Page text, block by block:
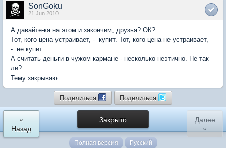
SonGoku
21 Jun 2010
А давайте-ка на этом и закончим, друзья? ОК?
Тот, кого цена устраивает, - купит. Тот, кого цена не устраивает,
- не купит.
А считать деньги в чужом кармане - несколько неэтично. Не так
ли?
Тему закрываю.
Поделиться Поделиться
Закрыто
«
Назад
Далее
»
Полная версия Русский